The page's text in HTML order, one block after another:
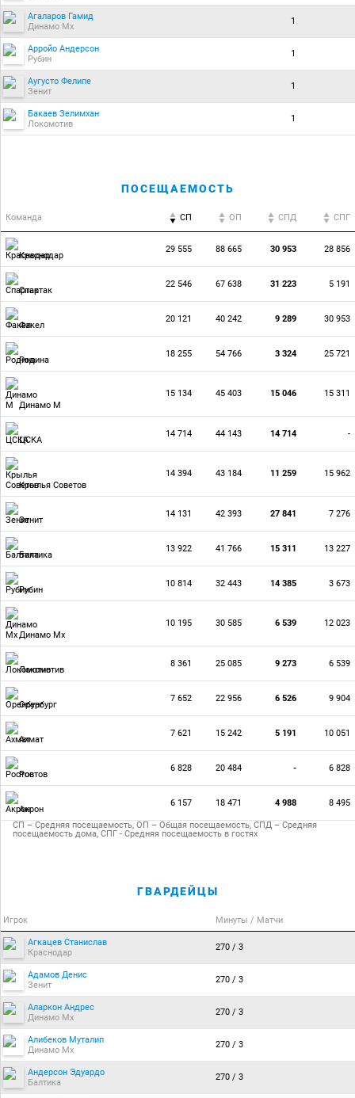
Агаларов Гамид
Динамо Мх
1
Арройо Андерсон
Рубин
1
Аугусто Фелипе
Зенит
1
Бакаев Зелимхан
Локомотив
1
ПОСЕЩАЕМОСТЬ
Команда СП ОП CПД CПГ
Краснодар
29 555 88 665 30 953 28 856
Спартак
22 546 67 638 31 223 5 191
Факел
20 121 40 242 9 289 30 953
Родина
18 255 54 766 3 324 25 721
Динамо М
15 134 45 403 15 046 15 311
ЦСКА
14 714 44 143 14 714 -
Крылья Советов
14 394 43 184 11 259 15 962
Зенит
14 131 42 393 27 841 7 276
Балтика
13 922 41 766 15 311 13 227
Рубин
10 814 32 443 14 385 3 673
Динамо Мх
10 195 30 585 6 539 12 023
Локомотив
8 361 25 085 9 273 6 539
Оренбург
7 652 22 956 6 526 9 904
Ахмат
7 621 15 242 5 191 10 051
Ростов
6 828 20 484 - 6 828
Акрон
6 157 18 471 4 988 8 495
СП – Средняя посещаемость, ОП – Общая посещаемость, СПД – Средняя
посещаемость дома, СПГ - Средняя посещаемость в гостях
ГВАРДЕЙЦЫ
Игрок Минуты / Матчи
Агкацев Станислав
Краснодар
270 / 3
Адамов Денис
Зенит
270 / 3
Аларкон Андрес
Динамо Мх
270 / 3
Алибеков Муталип
Динамо Мх
270 / 3
Андерсон Эдуардо
Балтика
270 / 3